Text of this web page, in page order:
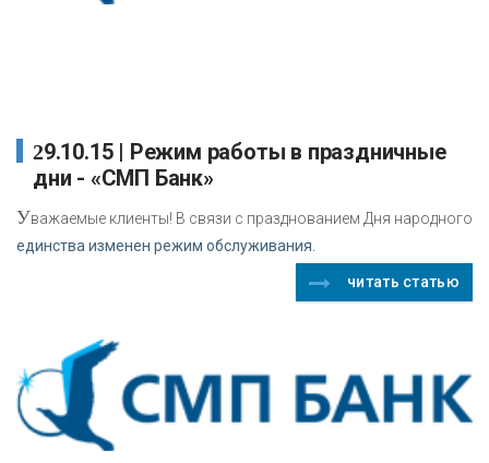
29.10.15 | Режим работы в праздничные
дни - «СМП Банк»
Уважаемые клиенты! В связи с празднованием Дня народного
единства изменен режим обслуживания.
читать статью